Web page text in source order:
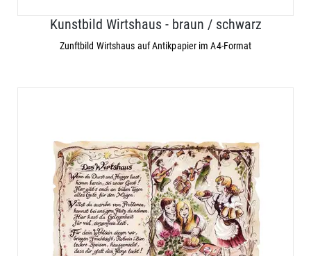
Kunstbild Wirtshaus - braun / schwarz
Zunftbild Wirtshaus auf Antikpapier im A4-Format